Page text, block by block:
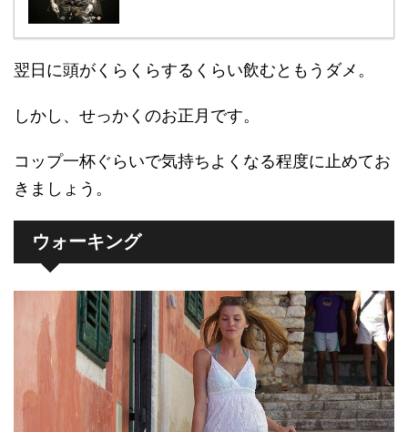
翌日に頭がくらくらするくらい飲むともうダメ。
しかし、せっかくのお正月です。
コップ一杯ぐらいで気持ちよくなる程度に止めてお
きましょう。
ウォーキング